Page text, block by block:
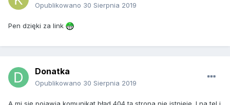
Opublikowano 30 Sierpnia 2019
Pen dzięki za link
Donatka
Opublikowano 30 Sierpnia 2019
A mi się pojawia komunikat błąd 404 tą strona nie istnieje. I na tel i